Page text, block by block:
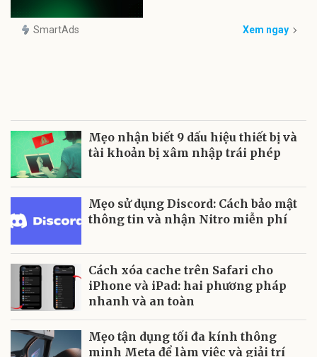
SmartAds Xem ngay
Mẹo nhận biết 9 dấu hiệu thiết bị và
tài khoản bị xâm nhập trái phép
Mẹo sử dụng Discord: Cách bảo mật
thông tin và nhận Nitro miễn phí
Cách xóa cache trên Safari cho
iPhone và iPad: hai phương pháp
nhanh và an toàn
Mẹo tận dụng tối đa kính thông
minh Meta để làm việc và giải trí